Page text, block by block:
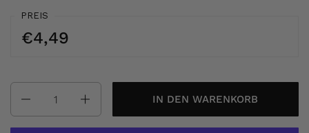
PREIS
€4,49
IN DEN WARENKORB